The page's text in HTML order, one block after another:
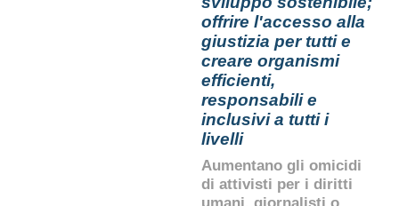
offrire l'accesso alla
giustizia per tutti e
creare organismi
efficienti,
responsabili e
inclusivi a tutti i
livelli
Aumentano gli omicidi
di attivisti per i diritti
umani, giornalisti o